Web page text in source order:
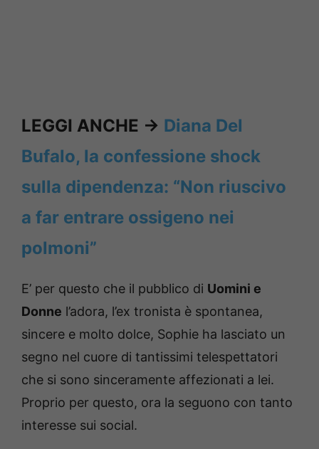
LEGGI ANCHE -> Diana Del
Bufalo, la confessione shock
sulla dipendenza: “Non riuscivo
a far entrare ossigeno nei
polmoni”
E’ per questo che il pubblico di Uomini e
Donne l’adora, l’ex tronista è spontanea,
sincere e molto dolce, Sophie ha lasciato un
segno nel cuore di tantissimi telespettatori
che si sono sinceramente affezionati a lei.
Proprio per questo, ora la seguono con tanto
interesse sui social.